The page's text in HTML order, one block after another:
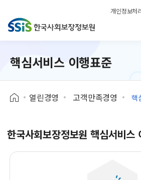
개인정보처
핵심서비스 이행표준
열린경영 고객만족경영 핵
한국사회보장정보원 핵심서비스